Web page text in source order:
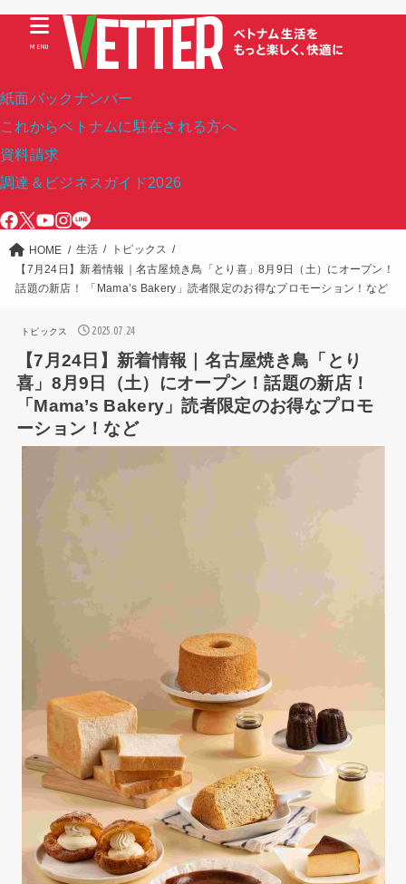
紙面バックナンバー
これからベトナムに駐在される方へ
資料請求
調達＆ビジネスガイド2026
MENU
HOME 生活
トピックス
【7月24日】新着情報｜名古屋焼き鳥「とり喜」8月9日（土）にオープン！
話題の新店！ 「Mama’s Bakery」読者限定のお得なプロモーション！など
トピックス 2025.07.24
【7月24日】新着情報｜名古屋焼き鳥「とり
喜」8月9日（土）にオープン！話題の新店！
「Mama’s Bakery」読者限定のお得なプロモ
ーション！など